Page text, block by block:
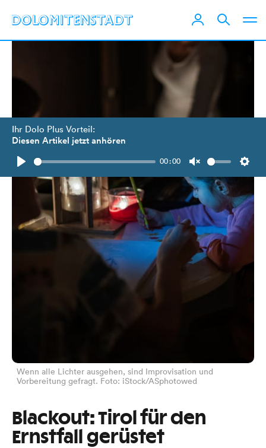
Ihr Dolo Plus Vorteil:
Diesen Artikel jetzt anhören
Play
00:00
Unmute
Wenn alle Lichter ausgehen, sind Improvisation und
Vorbereitung gefragt. Foto: iStock/ASphotowed
Blackout: Tirol für den
Ernstfall gerüstet